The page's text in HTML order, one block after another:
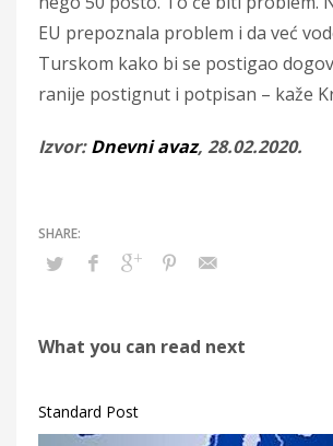
EU prepoznala problem i da već
Turskom kako bi se postigao
ranije postignut i potpisan – kaže
Izvor:Dnevni avaz, 28.02.2020.
What you can read next
Standard Post